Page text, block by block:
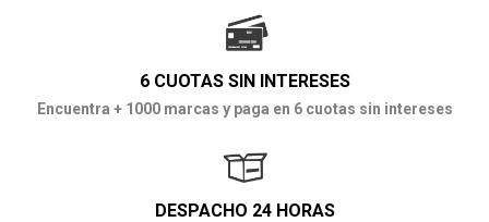
6 CUOTAS SIN INTERESES
Encuentra + 1000 marcas y paga en 6 cuotas sin intereses
DESPACHO 24 HORAS